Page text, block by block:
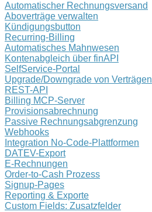
Automatischer Rechnungsversand
Aboverträge verwalten
Kündigungsbutton
Recurring-Billing
Automatisches Mahnwesen
Kontenabgleich über finAPI
SelfService-Portal
Upgrade/Downgrade von Verträgen
REST-API
Billing MCP-Server
Provisionsabrechnung
Passive Rechnungsabgrenzung
Webhooks
Integration No-Code-Plattformen
DATEV-Export
E-Rechnungen
Order-to-Cash Prozess
Signup-Pages
Reporting & Exporte
Custom Fields: Zusatzfelder